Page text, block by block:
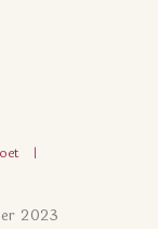
2023